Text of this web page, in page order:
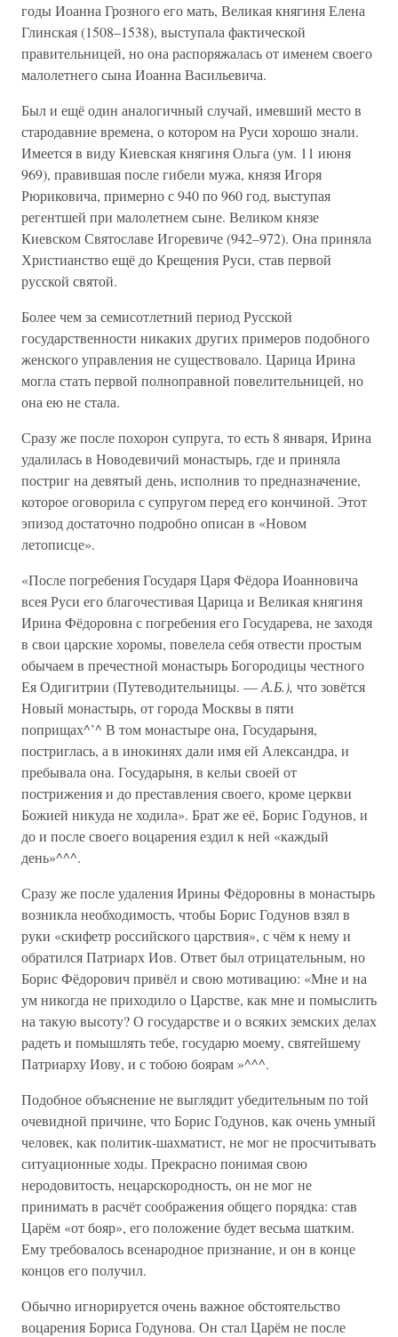
годы Иоанна Грозного его мать, Великая княгиня Елена
Глинская (1508–1538), выступала фактической
правительницей, но она распоряжалась от именем своего
малолетнего сына Иоанна Васильевича.
Был и ещё один аналогичный случай, имевший место в
стародавние времена, о котором на Руси хорошо знали.
Имеется в виду Киевская княгиня Ольга (ум. 11 июня
969), правившая после гибели мужа, князя Игоря
Рюриковича, примерно с 940 по 960 год, выступая
регентшей при малолетнем сыне. Великом князе
Киевском Святославе Игоревиче (942–972). Она приняла
Христианство ещё до Крещения Руси, став первой
русской святой.
Более чем за семисотлетний период Русской
государственности никаких других примеров подобного
женского управления не существовало. Царица Ирина
могла стать первой полноправной повелительницей, но
она ею не стала.
Сразу же после похорон супруга, то есть 8 января, Ирина
удалилась в Новодевичий монастырь, где и приняла
постриг на девятый день, исполнив то предназначение,
которое оговорила с супругом перед его кончиной. Этот
эпизод достаточно подробно описан в «Новом
летописце».
«После погребения Государя Царя Фёдора Иоанновича
всея Руси его благочестивая Царица и Великая княгиня
Ирина Фёдоровна с погребения его Государева, не заходя
в свои царские хоромы, повелела себя отвести простым
обычаем в пречестной монастырь Богородицы честного
Ея Одигитрии (Путеводительницы. —А.Б.), что зовётся
Новый монастырь, от города Москвы в пяти
поприщах^’^ В том монастыре она, Государыня,
постриглась, а в инокинях дали имя ей Александра, и
пребывала она. Государыня, в кельи своей от
пострижения и до преставления своего, кроме церкви
Божией никуда не ходила». Брат же её, Борис Годунов, и
до и после своего воцарения ездил к ней «каждый
день»^^^.
Сразу же после удаления Ирины Фёдоровны в монастырь
возникла необходимость, чтобы Борис Годунов взял в
руки «скифетр российского царствия», с чём к нему и
обратился Патриарх Иов. Ответ был отрицательным, но
Борис Фёдорович привёл и свою мотивацию: «Мне и на
ум никогда не приходило о Царстве, как мне и помыслить
на такую высоту? О государстве и о всяких земских делах
радеть и помышлять тебе, государю моему, святейшему
Патриарху Иову, и с тобою боярам »^^^.
Подобное объяснение не выглядит убедительным по той
очевидной причине, что Борис Годунов, как очень умный
человек, как политик-шахматист, не мог не просчитывать
ситуационные ходы. Прекрасно понимая свою
неродовитость, нецарскородность, он не мог не
принимать в расчёт соображения общего порядка: став
Царём «от бояр», его положение будет весьма шатким.
Ему требовалось всенародное признание, и он в конце
концов его получил.
Обычно игнорируется очень важное обстоятельство
воцарения Бориса Годунова. Он стал Царём не после